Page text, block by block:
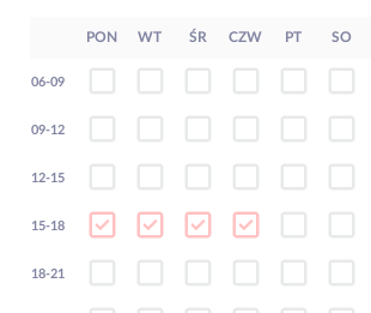
PON WT ŚR CZW PT SO
06-09
09-12
12-15
15-18
18-21